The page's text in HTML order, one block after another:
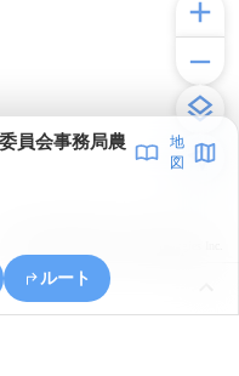
員会事務局農
地
図
ルート